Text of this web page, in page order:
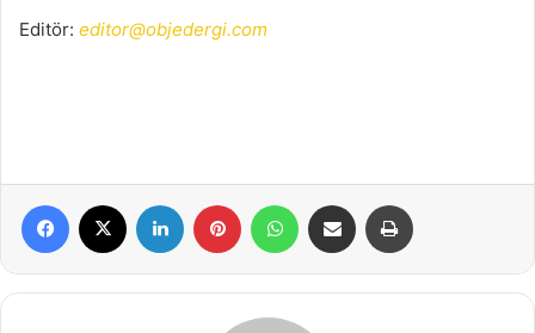
Editör: editor@objedergi.com
Facebook LinkedIn Pinterest WhatsAppE-Posta ile paylaş